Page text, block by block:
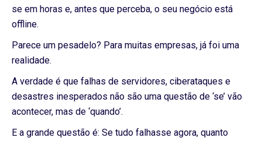
se em horas e, antes que perceba, o seu negócio está
offline.
Parece um pesadelo? Para muitas empresas, já foi uma
realidade.
A verdade é que falhas de servidores, ciberataques e
desastres inesperados não são uma questão de ‘se’ vão
acontecer, mas de ‘quando’.
E a grande questão é: Se tudo falhasse agora, quanto